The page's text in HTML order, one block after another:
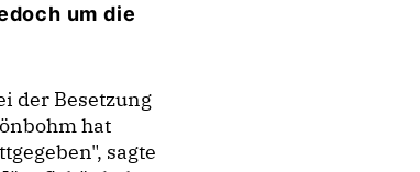
um die
der Besetzung
hat
sagte